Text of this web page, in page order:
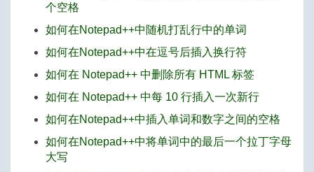
个空格
如何在Notepad++中随机打乱行中的单词
如何在Notepad++中在逗号后插入换行符
如何在 Notepad++ 中删除所有 HTML 标签
如何在 Notepad++ 中每 10 行插入一次新行
如何在Notepad++中插入单词和数字之间的空格
如何在Notepad++中将单词中的最后一个拉丁字母
大写